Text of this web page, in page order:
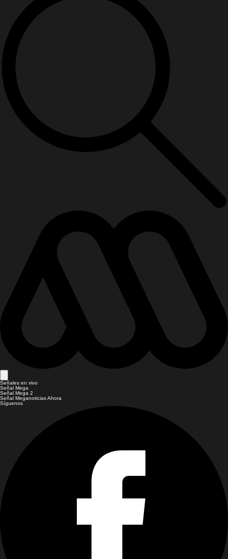
Señales en vivo
Señal Mega
Señal Mega 2
Señal Meganoticias Ahora
Síguenos